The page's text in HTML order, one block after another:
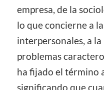
empresa, de la
lo que concierne a
interpersonales, a
problemas
ha fijado el término
significando que